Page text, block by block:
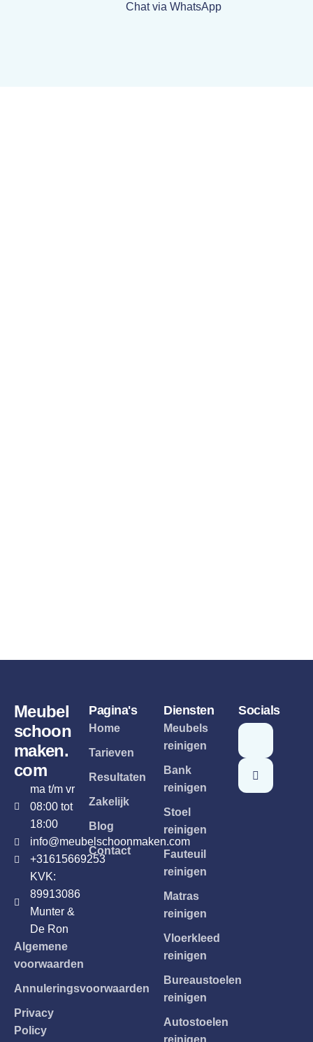
Chat via WhatsApp
Meubel
schoon
maken.
com
ma t/m vr
08:00 tot
18:00
info@meubelschoonmaken.com
+31615669253
KVK:
89913086
Munter &
De Ron
Algemene
voorwaarden
Annuleringsvoorwaarden
Privacy
Policy
Pagina's
Home
Tarieven
Resultaten
Zakelijk
Blog
Contact
Diensten
Meubels
reinigen
Bank
reinigen
Stoel
reinigen
Fauteuil
reinigen
Matras
reinigen
Vloerkleed
reinigen
Bureaustoelen
reinigen
Autostoelen
reinigen
Socials